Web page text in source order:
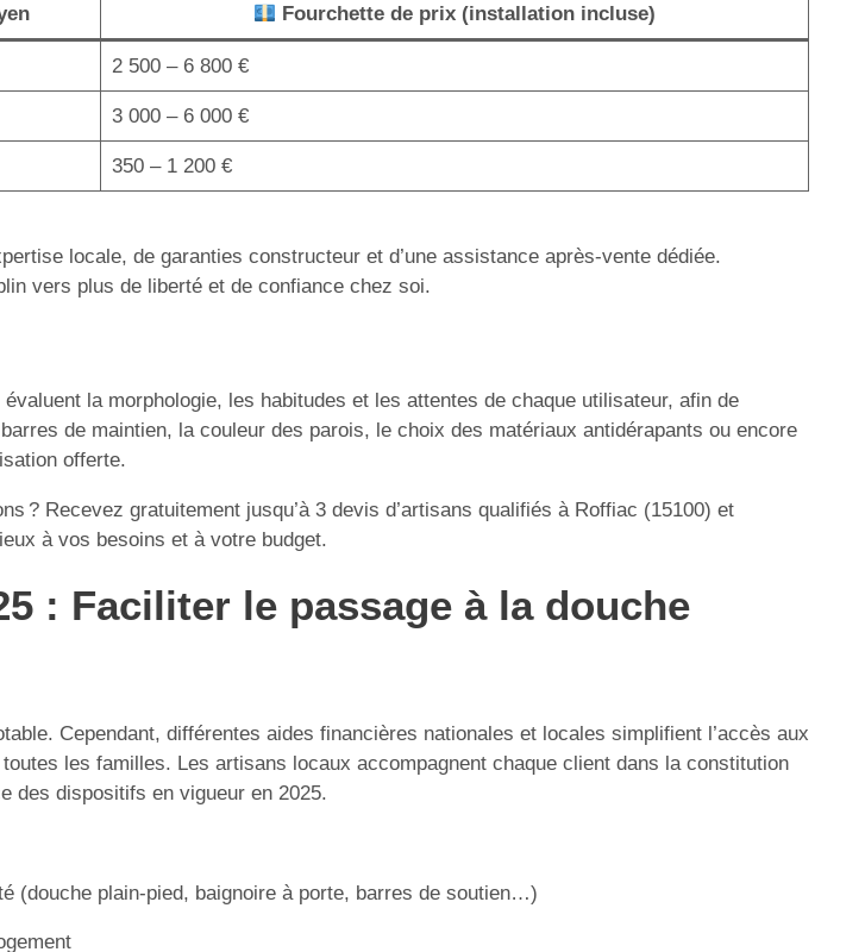
Fourchette de prix (installation incluse)
2 500 – 6 800 €
3 000 – 6 000 €
350 – 1 200 €
locale, de garanties constructeur et d’une assistance après-vente dédiée.
vers plus de liberté et de confiance chez soi.
la morphologie, les habitudes et les attentes de chaque utilisateur, afin de
de maintien, la couleur des parois, le choix des matériaux antidérapants ou encore
offerte.
? Recevez gratuitement jusqu’à 3 devis d’artisans qualifiés à Roffiac (15100) et
à vos besoins et à votre budget.
: Faciliter le passage à la douche
Cependant, différentes aides financières nationales et locales simplifient l’accès aux
les familles. Les artisans locaux accompagnent chaque client dans la constitution
des dispositifs en vigueur en 2025.
(douche plain-pied, baignoire à porte, barres de soutien…)